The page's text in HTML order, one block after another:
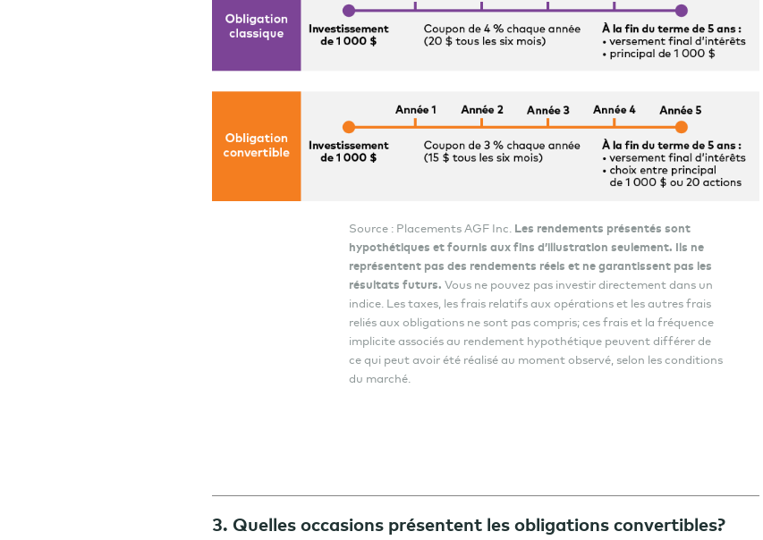
Source : Placements AGF Inc. Les rendements présentés sont
hypothétiques et fournis aux fins d’illustration seulement. Ils ne
représentent pas des rendements réels et ne garantissent pas les
résultats futurs.Vous ne pouvez pas investir directement dans un
indice. Les taxes, les frais relatifs aux opérations et les autres frais
reliés aux obligations ne sont pas compris; ces frais et la fréquence
implicite associés au rendement hypothétique peuvent différer de
ce qui peut avoir été réalisé au moment observé, selon les conditions
du marché.
3. Quelles occasions présentent les obligations convertibles?